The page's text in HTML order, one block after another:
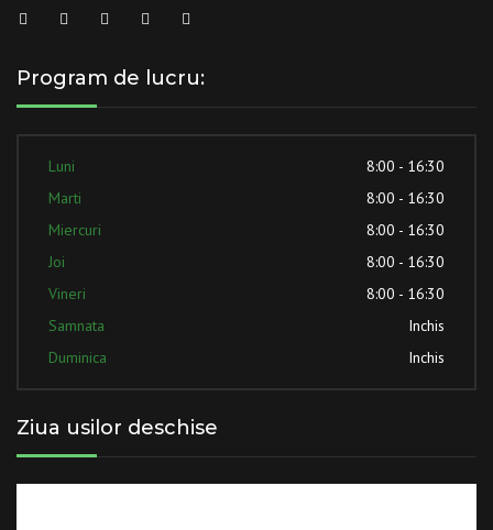
Program de lucru:
Luni
8:00 - 16:30
Marti
8:00 - 16:30
Miercuri
8:00 - 16:30
Joi
8:00 - 16:30
Vineri
8:00 - 16:30
Samnata
Inchis
Duminica
Inchis
Ziua usilor deschise